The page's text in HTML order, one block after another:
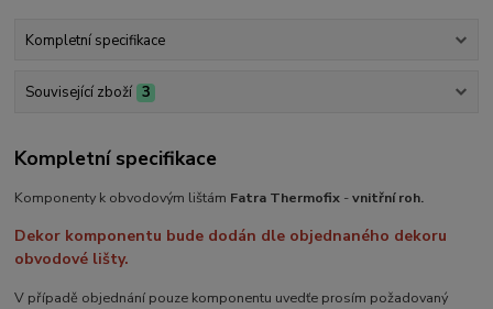
Kompletní specifikace
Související zboží 3
Kompletní specifikace
Komponenty k obvodovým lištám Fatra Thermofix -vnitřní roh.
Dekor komponentu bude dodán dle objednaného dekoru
obvodové lišty.
V případě objednání pouze komponentu uvedťe prosím požadovaný